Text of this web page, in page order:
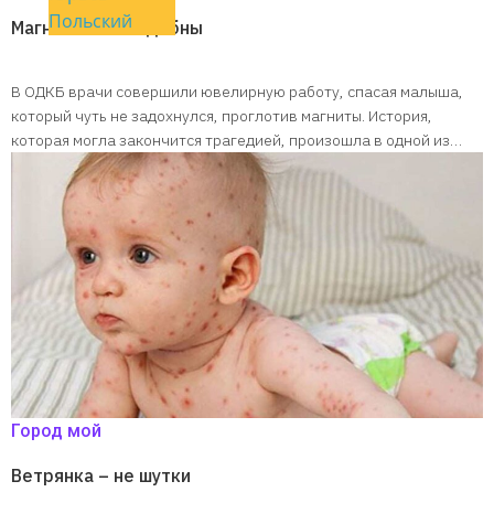
Польский
Магниты не съедобны
В ОДКБ врачи совершили ювелирную работу, спасая малыша,
который чуть не задохнулся, проглотив магниты. История,
которая могла закончится трагедией, произошла в одной из…
Город мой
Ветрянка – не шутки